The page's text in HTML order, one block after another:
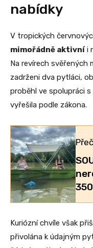
nabídky
V tropických
mimořádně aktivní i
Na revírech svěřených
zadrženi dva pytláci,
proběhl ve spolupráci
vyřešila podle zákona.
Kuriózní chvíle však
přivolána k údajným